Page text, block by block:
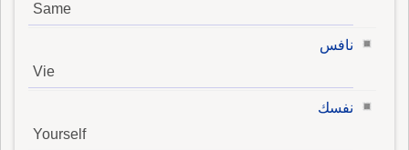
Same
نافس
Vie
نفسك
Yourself